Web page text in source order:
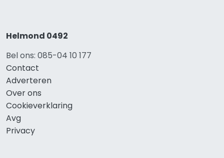
Helmond 0492
Bel ons: 085-04 10 177
Contact
Adverteren
Over ons
Cookieverklaring
Avg
Privacy